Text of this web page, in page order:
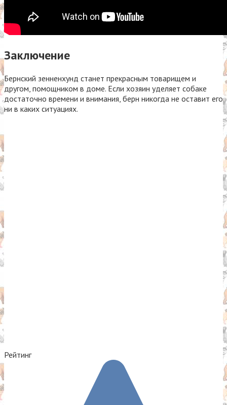
Заключение
Бернский зенненхунд станет прекрасным товарищем и
другом, помощником в доме. Если хозяин уделяет собаке
достаточно времени и внимания, берн никогда не оставит его
ни в каких ситуациях.
Рейтинг